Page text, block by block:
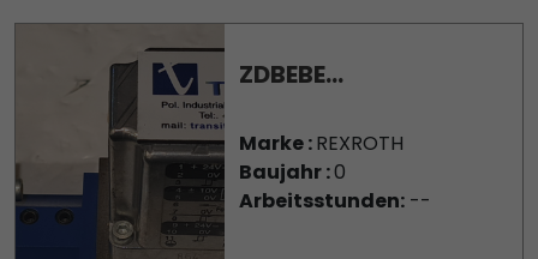
ZDBEBE...
Marke :REXROTH
Baujahr :0
Arbeitsstunden:--